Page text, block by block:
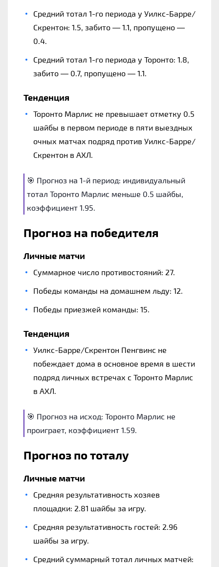
Средний тотал 1-го периода у Уилкс-Барре/
Скрентон: 1.5, забито — 1.1, пропущено —
0.4.
Средний тотал 1-го периода у Торонто: 1.8,
забито — 0.7, пропущено — 1.1.
Тенденция
Торонто Марлис не превышает отметку 0.5
шайбы в первом периоде в пяти выездных
очных матчах подряд против Уилкс-Барре/
Скрентон в АХЛ.
🎯 Прогноз на 1-й период: индивидуальный
тотал Торонто Марлис меньше 0.5 шайбы,
коэффициент 1.95.
Прогноз на победителя
Личные матчи
Суммарное число противостояний: 27.
Победы команды на домашнем льду: 12.
Победы приезжей команды: 15.
Тенденция
Уилкс-Барре/Скрентон Пенгвинс не
побеждает дома в основное время в шести
подряд личных встречах с Торонто Марлис
в АХЛ.
🎯 Прогноз на исход: Торонто Марлис не
проиграет, коэффициент 1.59.
Прогноз по тоталу
Личные матчи
Средняя результативность хозяев
площадки: 2.81 шайбы за игру.
Средняя результативность гостей: 2.96
шайбы за игру.
Средний суммарный тотал личных матчей: